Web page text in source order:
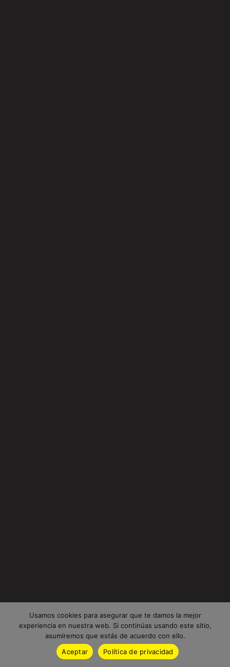
Usamos cookies para asegurar que te damos la mejor
experiencia en nuestra web. Si continúas usando este sitio,
asumiremos que estás de acuerdo con ello.
Aceptar
Política de privacidad